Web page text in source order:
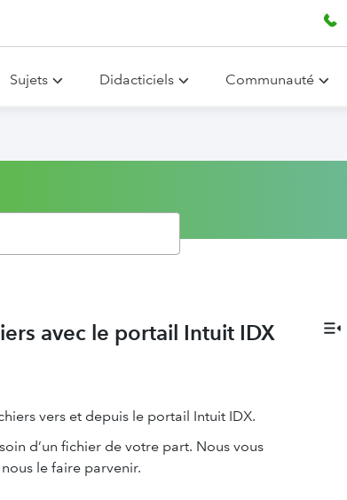
Sujets Didacticiels Communauté
avec le portail Intuit IDX
vers et depuis le portail Intuit IDX.
d’un fichier de votre part. Nous vous
le faire parvenir.